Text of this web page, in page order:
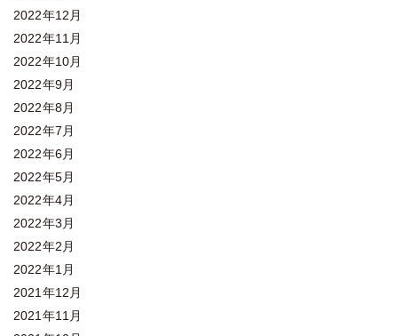
2022年12月
2022年11月
2022年10月
2022年9月
2022年8月
2022年7月
2022年6月
2022年5月
2022年4月
2022年3月
2022年2月
2022年1月
2021年12月
2021年11月